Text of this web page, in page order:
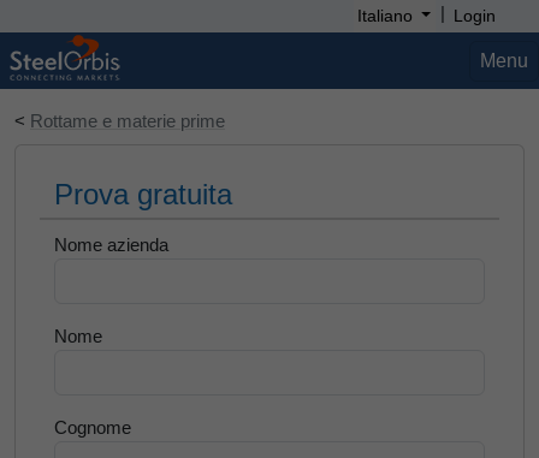
Italiano | Login
Menu
< Rottame e materie prime
Prova gratuita
Nome azienda
Nome
Cognome